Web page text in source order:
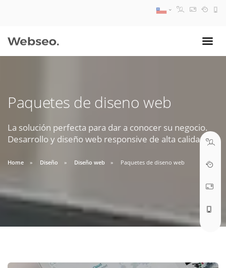
Paquetes de diseno web
La solución perfecta para dar a conocer su negocio.
Desarrollo y diseño web responsive de alta calidad.
Home Diseño Diseño web Paquetes de diseno web
09:30 AM A 18:30 PM
soporte@webseo.cl